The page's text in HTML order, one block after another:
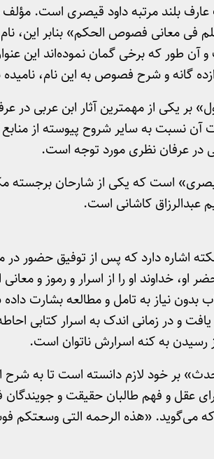
عارف بلند مرتبه داود قیصری است.
معانی فصوص الحکم» بنابر این،
که برخی گمان نموده‌اند این
گانه و شرح فصوص به این نام،
یکی از مهمترین آثار ابن عربی در
نسبت به سایر شروح پیوسته از منابع
در عرفان نظری مورد توجه است.
است که یکی از شارحان برجسته
عبدالرزاق کاشانی است.
اشاره دارد که پس از توفیق حضور در
خداوند او را از اسرار و رموز و
نیاز به تامل و مطالعه بشارت
و در زمانی اندک به اسرار کتابی
رسیدن به کنه اسرارش ناتوان است.
بر خود لازم دانسته است تا به شرح
برای عقل و فهم طالبان حقیقت و
«هذه الرحمه التی وسعتکم